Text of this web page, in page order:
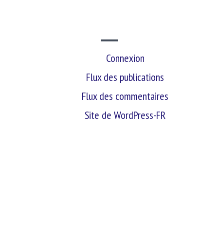
Connexion
Flux des publications
Flux des commentaires
Site de WordPress-FR